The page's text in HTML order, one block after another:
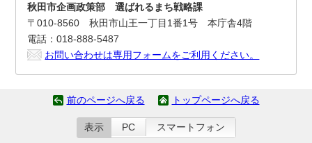
秋田市企画政策部 選ばれるまち戦略課
〒010-8560 秋田市山王一丁目1番1号 本庁舎4階
電話：018-888-5487
お問い合わせは専用フォームをご利用ください。
前のページへ戻る トップページへ戻る
表示 PC スマートフォン